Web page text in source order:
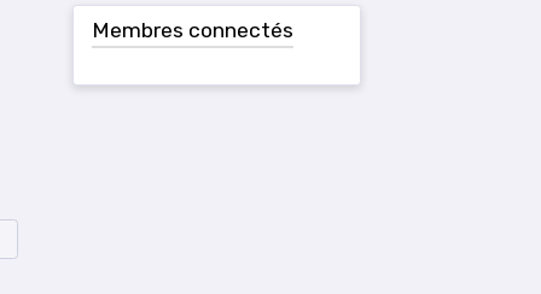
Membres connectés